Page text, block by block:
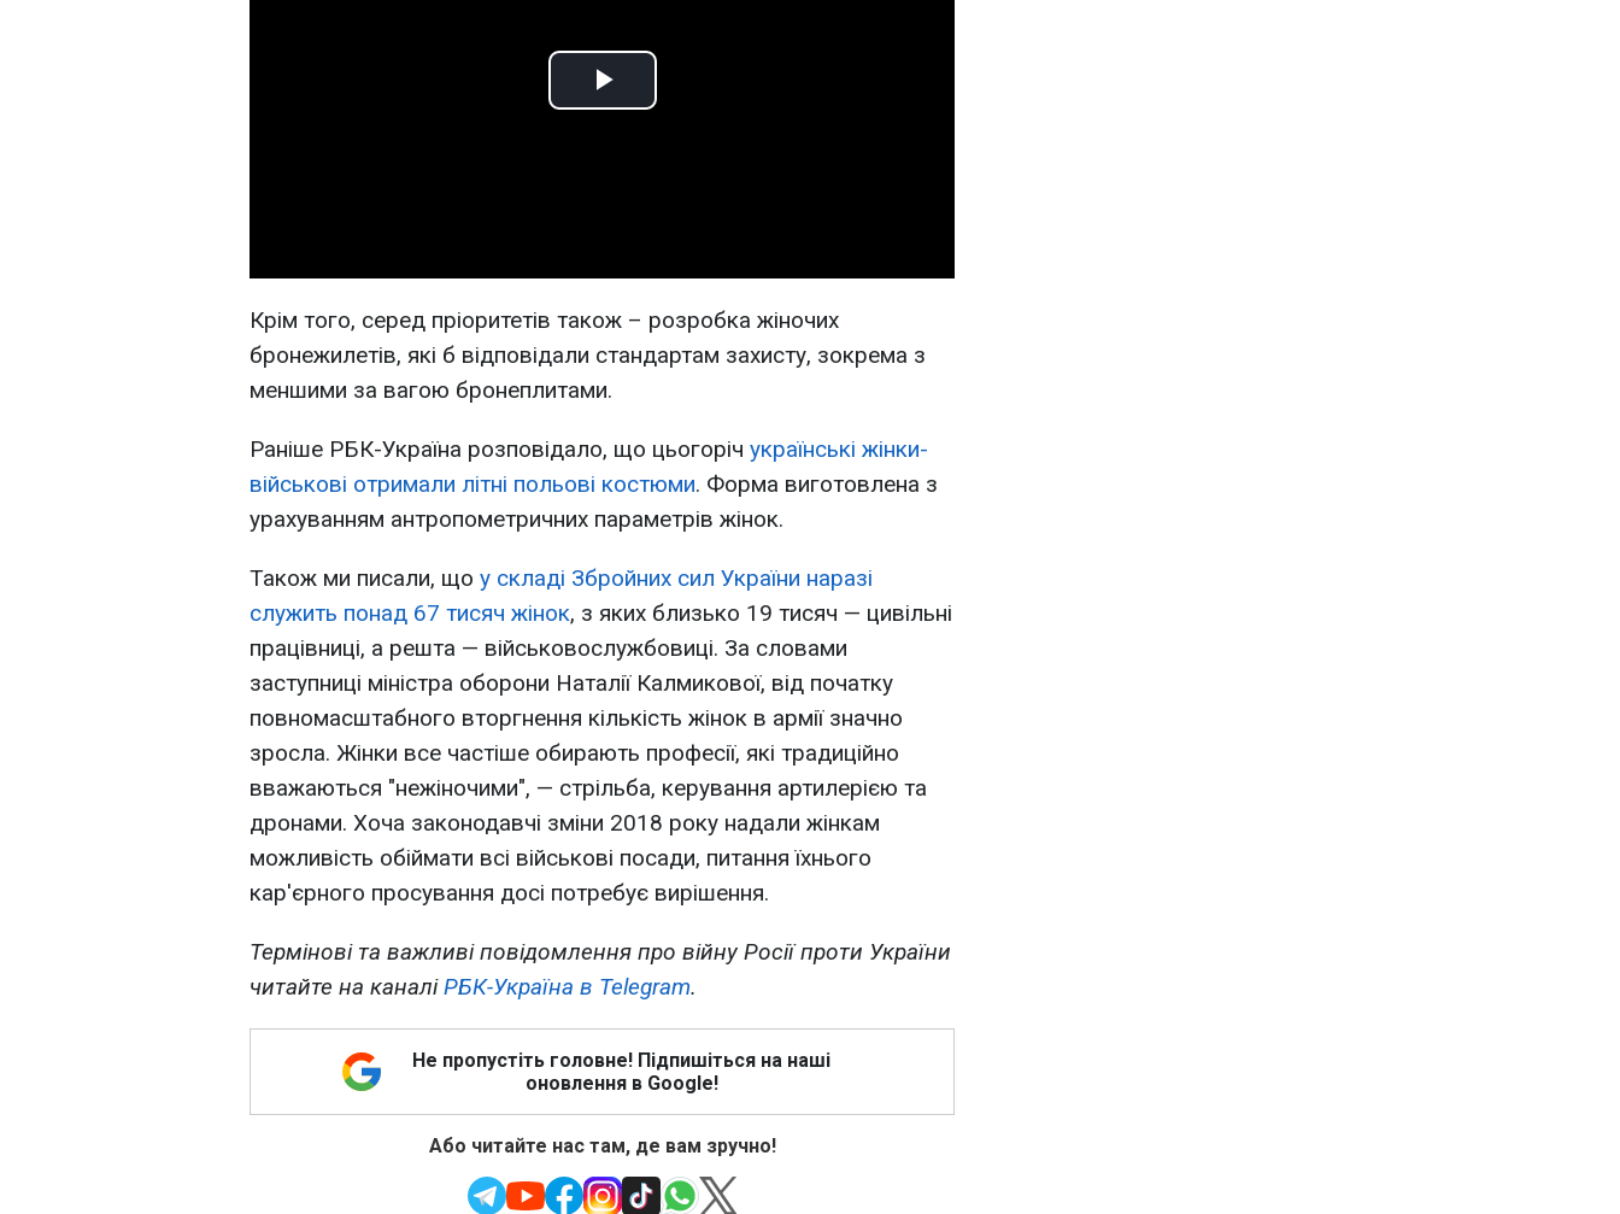
Play
Крім того, серед пріоритетів також – розробка жіночих
бронежилетів, які б відповідали стандартам захисту, зокрема з
меншими за вагою бронеплитами.
Раніше РБК-Україна розповідало, що цьогоріч українські жінки-
військові отримали літні польові костюми. Форма виготовлена з
урахуванням антропометричних параметрів жінок.
Також ми писали, що у складі Збройних сил України наразі
служить понад 67 тисяч жінок, з яких близько 19 тисяч — цивільні
працівниці, а решта — військовослужбовиці. За словами
заступниці міністра оборони Наталії Калмикової, від початку
повномасштабного вторгнення кількість жінок в армії значно
зросла. Жінки все частіше обирають професії, які традиційно
вважаються "нежіночими", — стрільба, керування артилерією та
дронами. Хоча законодавчі зміни 2018 року надали жінкам
можливість обіймати всі військові посади, питання їхнього
кар'єрного просування досі потребує вирішення.
Термінові та важливі повідомлення про війну Росії проти України
читайте на каналіРБК-Україна в Telegram.
Не пропустіть головне! Підпишіться на наші
оновлення в Google!
Або читайте нас там, де вам зручно!